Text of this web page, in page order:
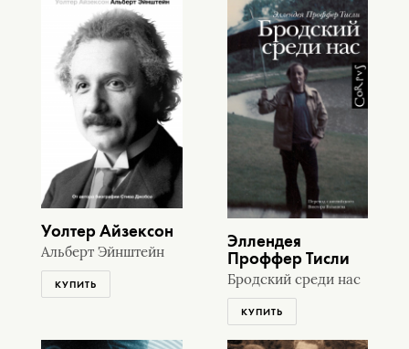
Уолтер Айзексон
Альберт Эйнштейн
КУПИТЬ
Эллендея
Проффер Тисли
Бродский среди нас
КУПИТЬ